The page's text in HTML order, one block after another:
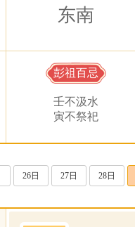
东南
彭祖百忌
壬不汲水
寅不祭祀
26日 27日 28日